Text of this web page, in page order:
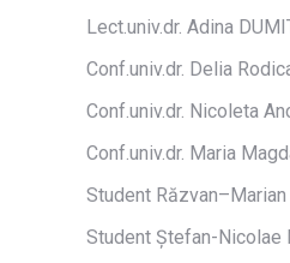
Lect.univ.dr. Adina
Conf.univ.dr. Delia
Conf.univ.dr. Nicoleta
Conf.univ.dr. Maria
Student
Student Ștefan-Nicolae